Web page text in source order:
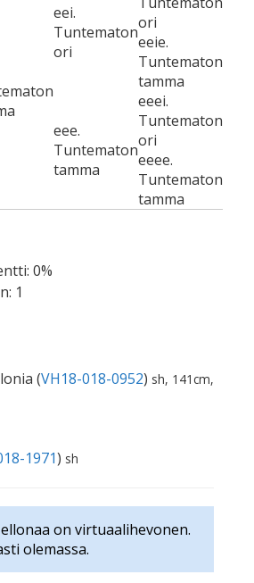
eei.
Tuntematon
ori
ori
eeie.
Tuntematon
tamma
eee.
Tuntematon
tamma
eeei.
Tuntematon
ori
eeee.
Tuntematon
tamma
0%
1
(VH18-018-0952) sh, 141cm,
1971) sh
on virtuaalihevonen.
olemassa.